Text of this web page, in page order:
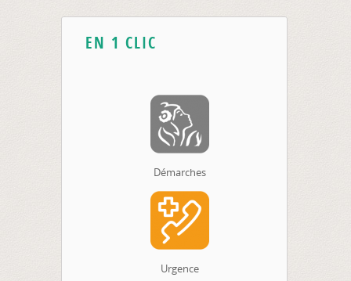
EN 1 CLIC
Démarches
Urgence